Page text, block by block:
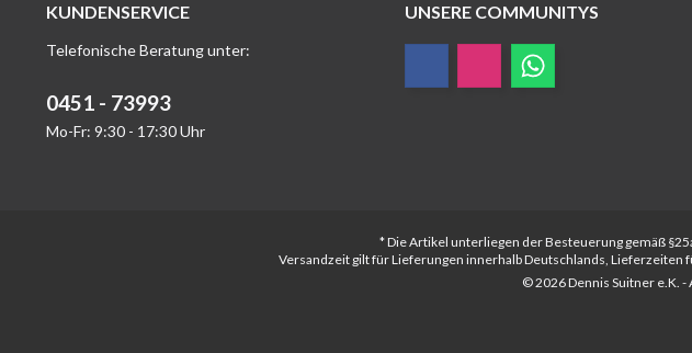
KUNDENSERVICE
Telefonische Beratung unter:
0451 - 73993
Mo-Fr: 9:30 - 17:30 Uhr
UNSERE COMMUNITYS
* Die Artikel unterliegen der Besteuerung gemäß
Versandzeit gilt für Lieferungen innerhalb Deutschlands,
© 2026 Dennis Suitner e.K. -